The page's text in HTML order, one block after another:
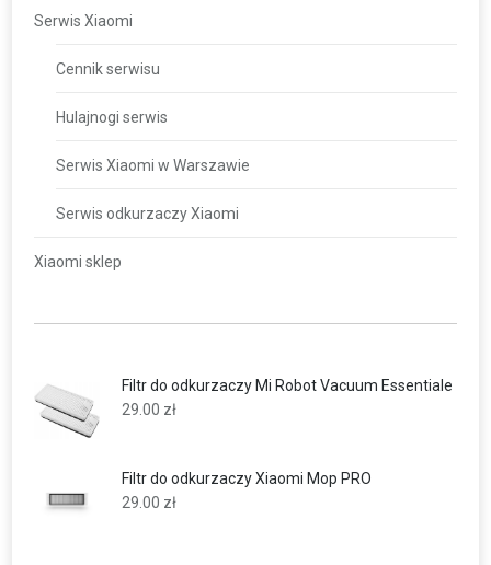
Serwis Xiaomi
Cennik serwisu
Hulajnogi serwis
Serwis Xiaomi w Warszawie
Serwis odkurzaczy Xiaomi
Xiaomi sklep
Filtr do odkurzaczy Mi Robot Vacuum Essentiale
29.00 zł
Filtr do odkurzaczy Xiaomi Mop PRO
29.00 zł